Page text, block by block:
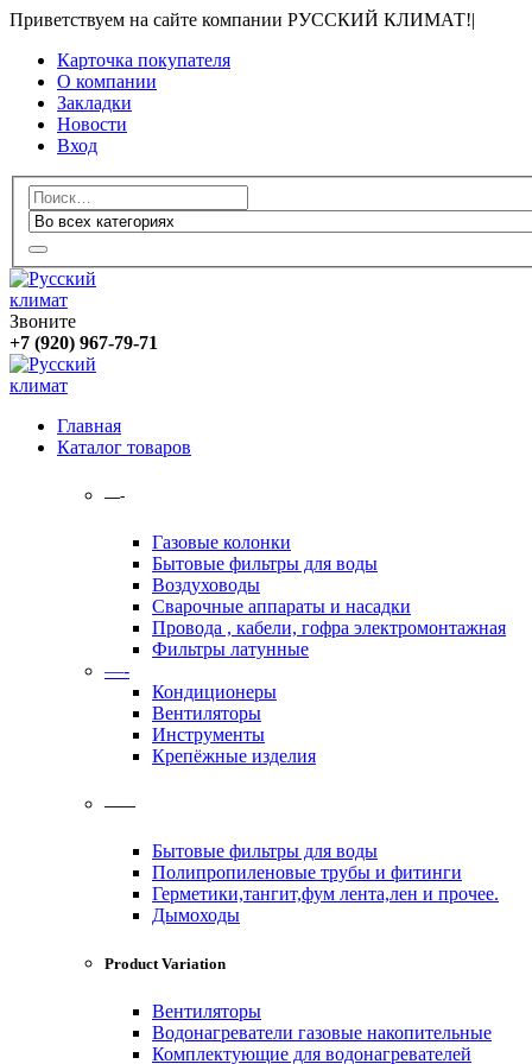
Приветствуем на сайте компании РУССКИЙ КЛИМАТ!|
Карточка покупателя
О компании
Закладки
Новости
Вход
Звоните
+7 (920) 967-79-71
Главная
Каталог товаров
—-
Газовые колонки
Бытовые фильтры для воды
Воздуховоды
Сварочные аппараты и насадки
Провода , кабели, гофра электромонтажная
Фильтры латунные
—-
Кондиционеры
Вентиляторы
Инструменты
Крепёжные изделия
——
Бытовые фильтры для воды
Полипропиленовые трубы и фитинги
Герметики,тангит,фум лента,лен и прочее.
Дымоходы
Product Variation
Вентиляторы
Водонагреватели газовые накопительные
Комплектующие для водонагревателей